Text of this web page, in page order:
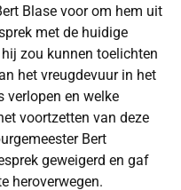
Blase voor om hem uit
met de huidige
zou kunnen toelichten
het vreugdevuur in het
verlopen en welke
voortzetten van deze
Bert
geweigerd en gaf
heroverwegen.